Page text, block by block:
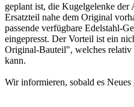
geplant ist, die Kugelgelenke der
Ersatzteil nahe dem Original
passende verfügbare Edelstahl-
eingepresst. Der Vorteil ist ein
Original-Bauteil", welches relativ
kann.
Wir informieren, sobald es Neues